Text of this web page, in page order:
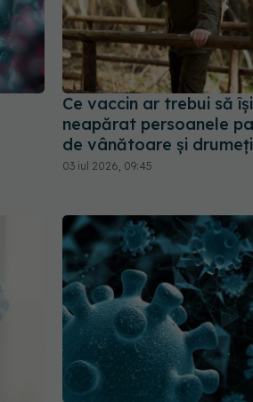
Ce vaccin ar trebui să
neapărat persoanele
de vânătoare și
03 iul 2026, 09:45